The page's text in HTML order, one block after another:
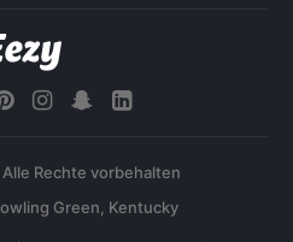
Rechte vorbehalten